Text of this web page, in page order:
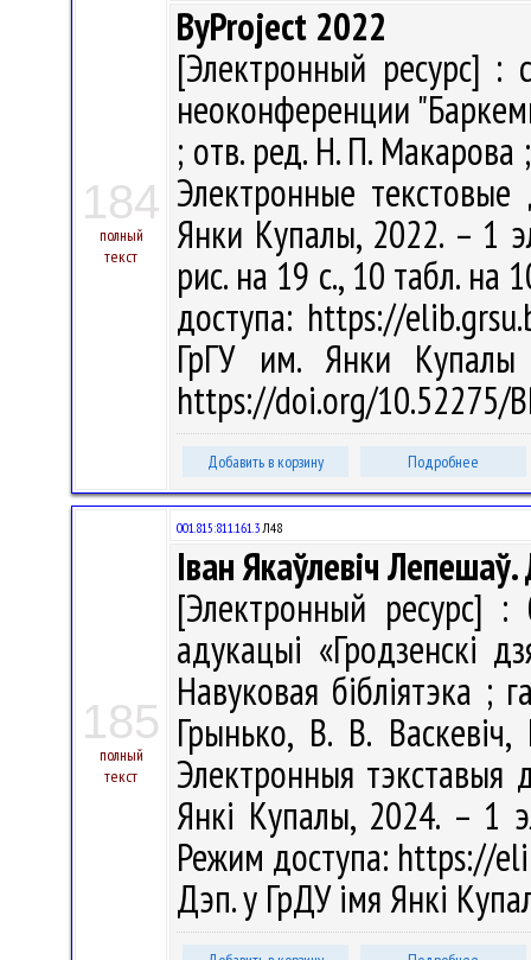
184
полный
текст
ByProject 2022
[Электронный ресурс]
неоконференции
; отв. ред. Н. П.
Электронные
Янки Купалы, 2022. – 1
рис. на 19 с., 10 табл. на
доступа: https://
ГрГУ им. Янки
https://doi.org/10.52275/
Добавить в корзину Подробнее
185
полный
текст
001.815:811.161.3Л48
Іван Якаўлевіч
[Электронный ресурс] :
адукацыі «Гродзенскі
Навуковая бібліятэка ;
Грынько, В. В.
Электронныя
Янкі Купалы, 2024. – 1
Режим доступа: https://
Дэп. у ГрДУ імя Янкі